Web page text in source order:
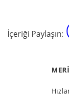
İçeriği Paylaşın: